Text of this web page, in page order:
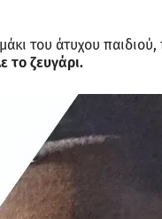
του άτυχου παιδιού,
το ζευγάρι.